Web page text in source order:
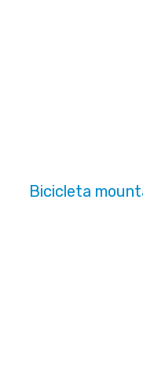
Bicicleta